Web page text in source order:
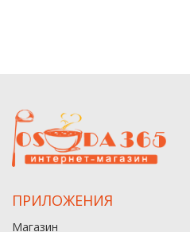
ПРИЛОЖЕНИЯ
Магазин